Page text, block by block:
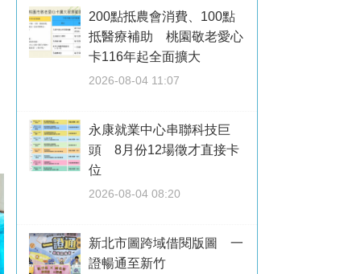
200點抵農會消費、100點
抵醫療補助 桃園敬老愛心
卡116年起全面擴大
2026-08-04 11:07
永康就業中心串聯科技巨
頭 8月份12場徵才直接卡
位
2026-08-04 08:20
新北市圖跨域借閱版圖 一
證暢通至新竹